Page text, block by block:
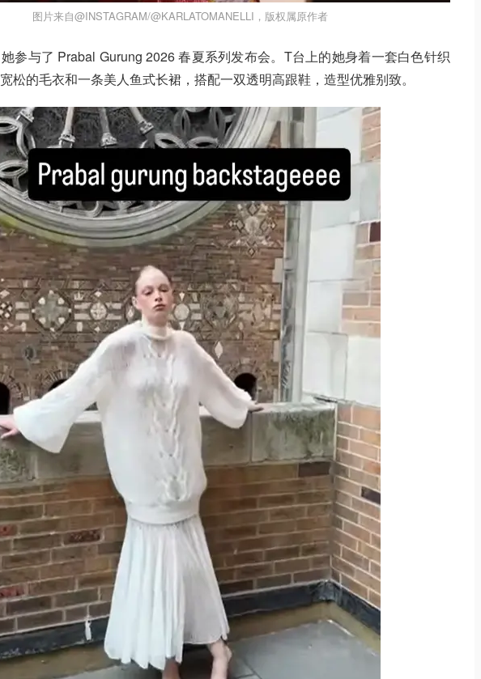
图片来自@INSTAGRAM/@KARLATOMANELLI，版权属原作者
参与了 Prabal Gurung 2026 春夏系列发布会。T台上的她身着一套白色针织
松的毛衣和一条美人鱼式长裙，搭配一双透明高跟鞋，造型优雅别致。